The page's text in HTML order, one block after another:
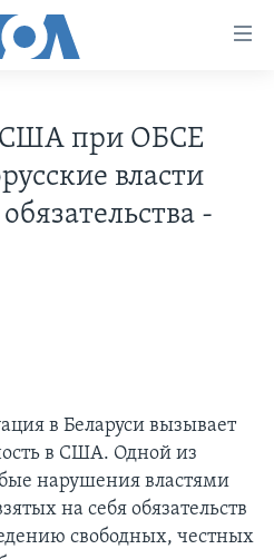
США при ОБСЕ
власти
-
в Беларуси вызывает
в США. Одной из
нарушения властями
на себя обязательств
свободных, честных